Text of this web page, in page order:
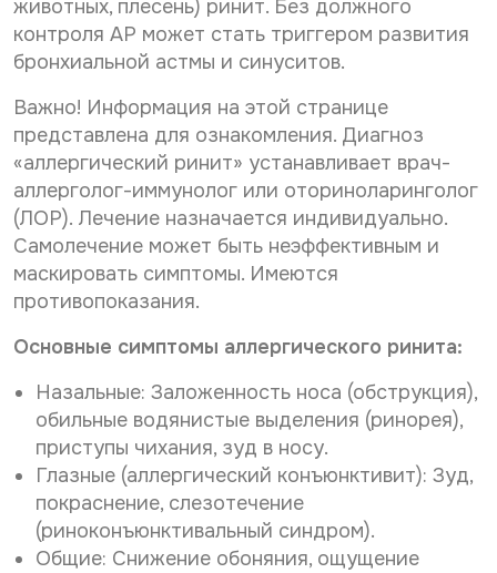
животных, плесень) ринит. Без должного
контроля АР может стать триггером развития
бронхиальной астмы и синуситов.
Важно! Информация на этой странице
представлена для ознакомления. Диагноз
«аллергический ринит» устанавливает врач-
аллерголог-иммунолог или оториноларинголог
(ЛОР). Лечение назначается индивидуально.
Самолечение может быть неэффективным и
маскировать симптомы. Имеются
противопоказания.
Основные симптомы аллергического ринита:
Назальные: Заложенность носа (обструкция),
обильные водянистые выделения (ринорея),
приступы чихания, зуд в носу.
Глазные (аллергический конъюнктивит): Зуд,
покраснение, слезотечение
(риноконъюнктивальный синдром).
Общие: Снижение обоняния, ощущение
л
ь
н
ы
х
д
а
н
ы
х
*
н
ы
х
д
а
н
н
ы
х
*
Даю согласие наобработку персональных данных
Даю согласие на получение информационной
рассылки
Отправить
После анализа заявки Вам ответят электронным
письмом на указанный Вами e-mail.
Срок обработки заявки - до 2-х рабочих дней.
и время приема могут отличаться от Вашего
пожелания в интернет-заявке.